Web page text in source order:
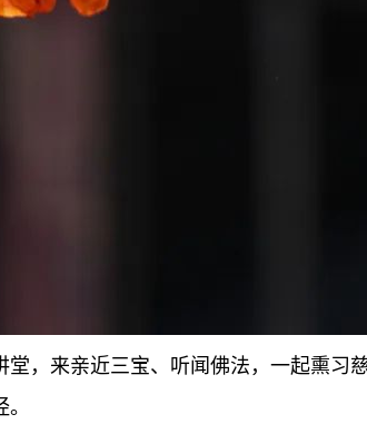
，来亲近三宝、听闻佛法，一起熏习